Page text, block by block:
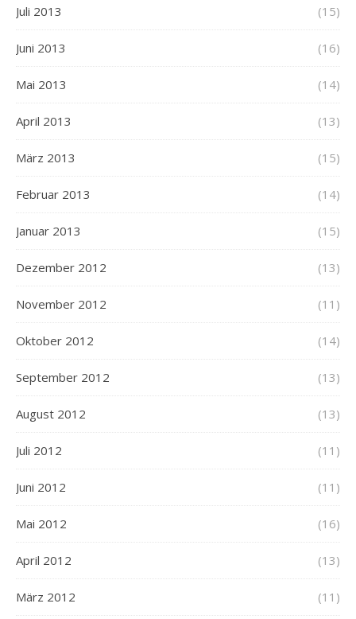
Juli 2013 (15)
Juni 2013 (16)
Mai 2013 (14)
April 2013 (13)
März 2013 (15)
Februar 2013 (14)
Januar 2013 (15)
Dezember 2012 (13)
November 2012 (11)
Oktober 2012 (14)
September 2012 (13)
August 2012 (13)
Juli 2012 (11)
Juni 2012 (11)
Mai 2012 (16)
April 2012 (13)
März 2012 (11)